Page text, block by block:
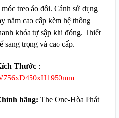
móc treo áo đôi. Cánh sử dụng
nắm cao cấp kèm hệ thống
khóa tự sập khi đóng. Thiết
sang trọng và cao cấp.
Thước :
hãng: The One-Hòa Phát